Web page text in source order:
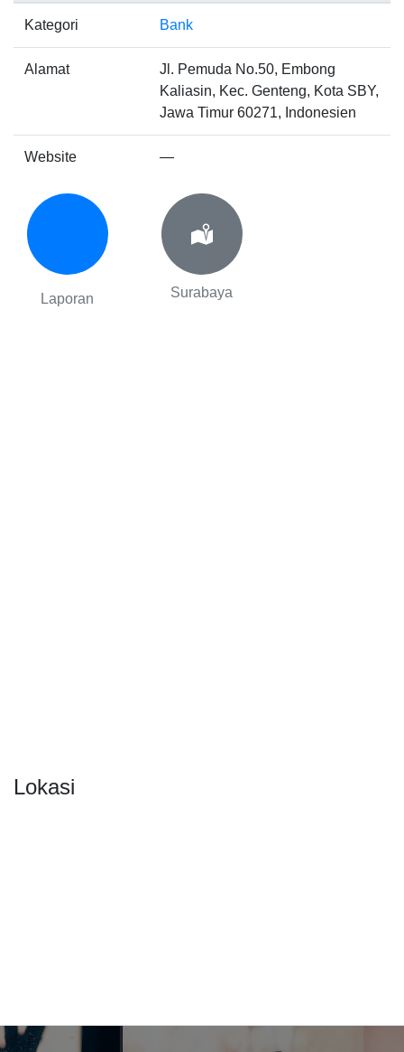
Kategori Bank
Alamat
Jl. Pemuda No.50, Embong
Kaliasin, Kec. Genteng, Kota SBY,
Jawa Timur 60271, Indonesien
Website —
Laporan Surabaya
Lokasi